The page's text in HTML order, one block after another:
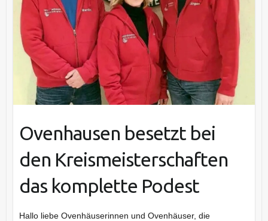
Ovenhausen besetzt bei
den Kreismeisterschaften
das komplette Podest
Hallo liebe Ovenhäuserinnen und Ovenhäuser, die